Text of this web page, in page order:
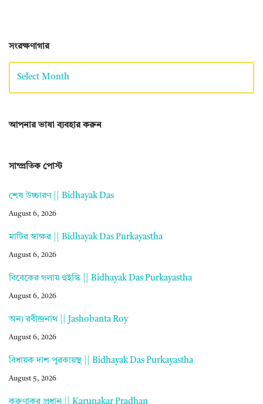
সংরক্ষণাগার
আপনার ভাষা ব্যবহার করুন
সাম্প্রতিক পোস্ট
শেষ উচ্চারণ || Bidhayak Das
August 6, 2026
মাটির স্বাক্ষর || Bidhayak Das Purkayastha
August 6, 2026
বিবেকের গলায় হুইস্কি || Bidhayak Das Purkayastha
August 6, 2026
অন্য রবীন্দ্রনাথ || Jashobanta Roy
August 6, 2026
বিধায়ক দাশ পুরকায়স্থ || Bidhayak Das Purkayastha
August 5, 2026
করুণাকর প্রধান || Karunakar Pradhan